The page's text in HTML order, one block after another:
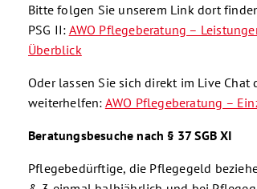
Bitte folgen Sie unserem Link dort
PSG II: AWO Pflegeberatung –
Überblick
Oder lassen Sie sich direkt im Live Chat
weiterhelfen: AWO Pflegeberatung –
Beratungsbesuche nach § 37 SGB XI
Pflegebedürftige, die Pflegegeld